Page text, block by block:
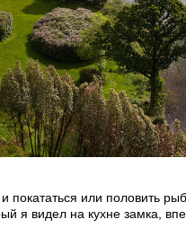
покататься или половить
я видел на кухне замка,